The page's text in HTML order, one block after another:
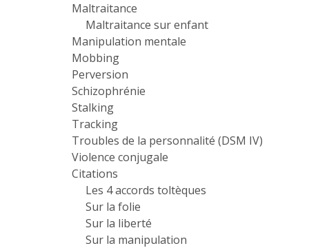
Maltraitance
Maltraitance sur enfant
Manipulation mentale
Mobbing
Perversion
Schizophrénie
Stalking
Tracking
Troubles de la personnalité (DSM IV)
Violence conjugale
Citations
Les 4 accords toltèques
Sur la folie
Sur la liberté
Sur la manipulation